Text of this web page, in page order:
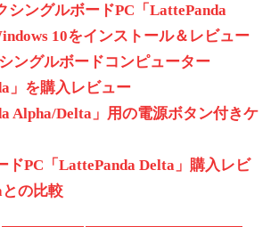
シングルボードPC「LattePanda
10をインストール＆レビュー
ングルボードコンピューター
」を購入レビュー
Alpha/Delta」用の電源ボタン付きケ
ドPC「LattePanda Delta」購入レビ
の比較